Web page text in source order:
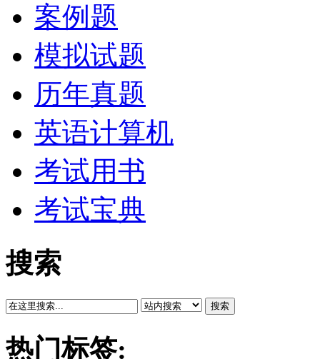
案例题
模拟试题
历年真题
英语计算机
考试用书
考试宝典
搜索
搜索
热门标签: